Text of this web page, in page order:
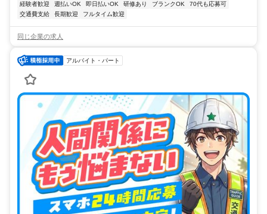
経験者歓迎
週払いOK 即日払いOK 研修あり ブランクOK
70代も応募可
交通費支給
長期歓迎 フルタイム歓迎
同じ企業の求人
アルバイト・パート